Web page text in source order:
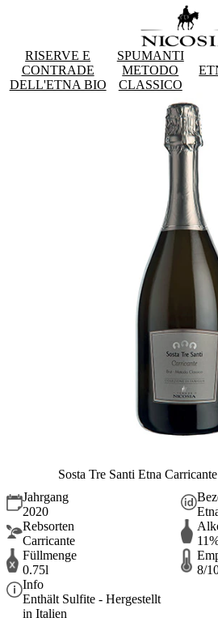
RISERVE E
CONTRADE
DELL'ETNA BIO
SPUMANTI
METODO
CLASSICO
Sosta Tre Santi Etna
Jahrgang
2020
Rebsorten
Carricante
Füllmenge
0.75l
8/
Info
Enthält Sulfite - Hergestellt
in Italien